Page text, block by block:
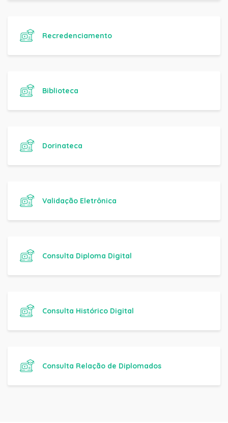
Recredenciamento
Biblioteca
Dorinateca
Validação Eletrônica
Consulta Diploma Digital
Consulta Histórico Digital
Consulta Relação de Diplomados